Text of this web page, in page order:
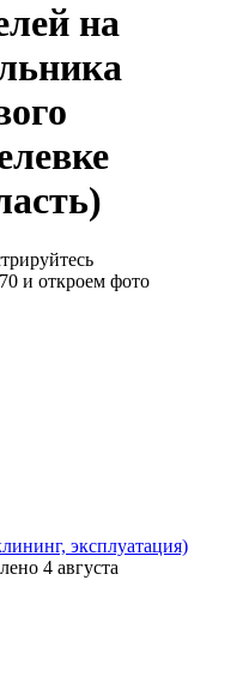
на
и откроем фото
эксплуатация)
4 августа